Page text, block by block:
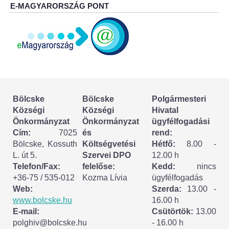
Körzeti megbízott
HIRDETMÉNYEK
CSÍKSZÉPVÍZ
VÁLASZTÁSI INFORMÁCIÓK
Választási szervek
Választási ügyintézés
2024. évi általános választások
Választópolgároknak
E-MAGYARORSZÁG PONT
Bölcske
Községi
Önkormányzat
Cím: 7025
Bölcske, Kossuth
L. út 5.
Telefon/Fax:
+36-75 / 535-012
Web:
www.bolcske.hu
E-mail:
polghiv@bolcske.hu
Bölcske
Községi
Önkormányzat
és
Költségvetési
Szervei DPO
felelőse:
Kozma Lívia
Polgármesteri
Hivatal
ügyfélfogadási
rend:
Hétfő: 8.00 -
12.00 h
Kedd: nincs
ügyfélfogadás
Szerda: 13.00 -
16.00 h
Csütörtök: 13.00
- 16.00 h